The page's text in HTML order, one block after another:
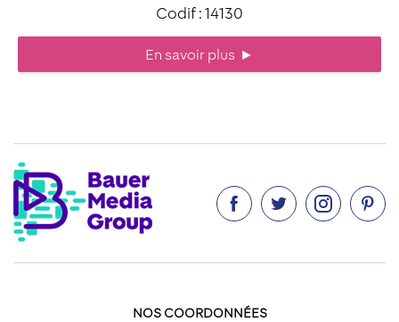
Codif : 14130
En savoir plus ►
   
NOS COORDONNÉES